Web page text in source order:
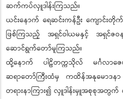
ဆက်ကပ်လှူဒါန်းကြသည်။
ယင်းနောက် ရေဆင်းကန်ဦး ကျောင်းတို
ဖြစ်ကြသည့် အရှင်ဝါယမနှင့် အရှင်ဇ
ဆောင်ရွက်တော်မူကြသည်။
ထို့နောက် ပါဠိတက္ကသိုလ် မင်္ဂလာဇ
ဆရာတော်ကြီးထံမှ ကထိန်အနုမောဒနာ
တရားနာကြား၍ လှူဒါန်းမှူအစုစုအတွက်